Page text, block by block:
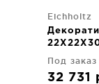
Eichholtz
Под заказ
32 731